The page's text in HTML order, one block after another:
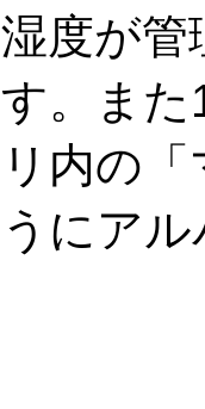
湿度が管
す。また
リ内の
うにア